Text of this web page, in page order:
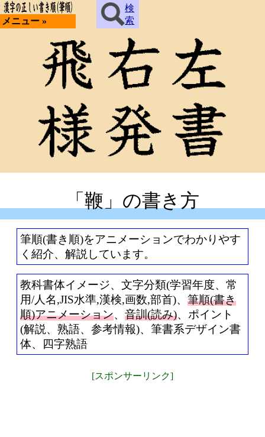
メニュー »
検
索
「鞭」の書き方
筆順(書き順)をアニメーションでわかりやす
く紹介、解説しています。
教科書体イメージ、文字分類(学習年度、常
用/人名,JIS水準,漢検,画数,部首)、 筆順(書き
順)アニメーション、 音訓(読み)、ポイント
(解説、熟語、参考情報)、筆書系デザイン書
体、四字熟語
[スポンサーリンク]